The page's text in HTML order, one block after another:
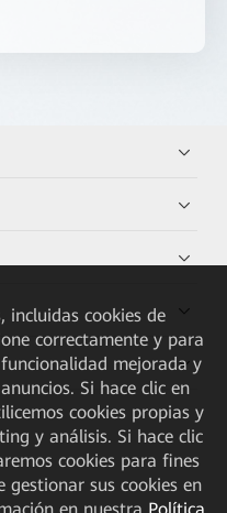
incluidas cookies de
correctamente y para
mejorada y
Si hace clic en
cookies propias y
y análisis. Si hace clic
cookies para fines
gestionar sus cookies en